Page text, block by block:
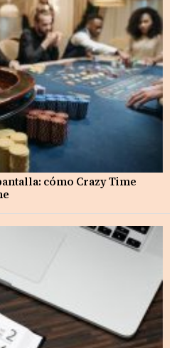
cómo Crazy Time